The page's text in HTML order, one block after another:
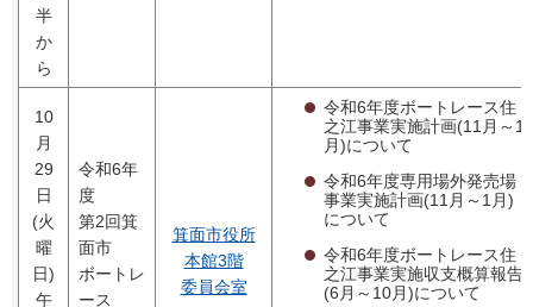
半
か
ら
10
月
29
日
(火
曜
日)
午
令和6年
度
第2回箕
面市
ボートレ
ース
箕面市役所
本館3階
委員会室
令和6年度ボートレース住
之江事業実施計画(11月～1
月)について
令和6年度専用場外発売場
事業実施計画(11月～1月)
について
令和6年度ボートレース住
之江事業実施収支概算報告
(6月～10月)について